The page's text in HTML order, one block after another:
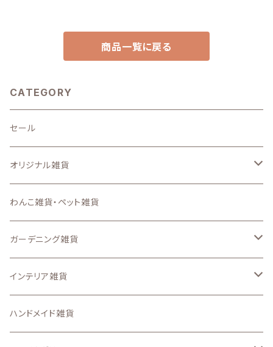
商品一覧に戻る
CATEGORY
セール
オリジナル雑貨
キーホルダー
ステンシルシート
スマートフォンケース、iPadケース
ステッカー
わんこ雑貨・ペット雑貨
ガーデニング雑貨
なし
ガーデン ピック
インテリア雑貨
収納・インテリア用品
ハンドメイド雑貨